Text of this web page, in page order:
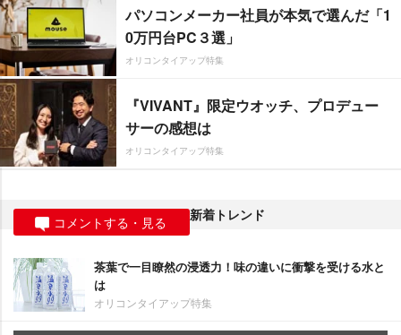
パソコンメーカー社員が本気で選んだ「1
0万円台PC３選」
オリコンタイアップ特集
『VIVANT』限定ウオッチ、プロデュー
サーの感想は
オリコンタイアップ特集
コメントする・見る 新着トレンド
茶葉で一目瞭然の浸透力！味の違いに衝撃を受ける水と
は
オリコンタイアップ特集